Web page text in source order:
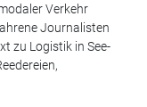
Verkehr
Journalisten
zu Logistik in See-